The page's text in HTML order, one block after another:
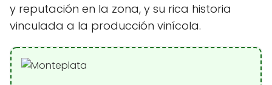
y reputación en la zona, y su rica historia
vinculada a la producción vinícola.